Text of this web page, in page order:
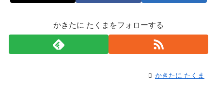
かきたに たくまをフォローする
かきたに たくま